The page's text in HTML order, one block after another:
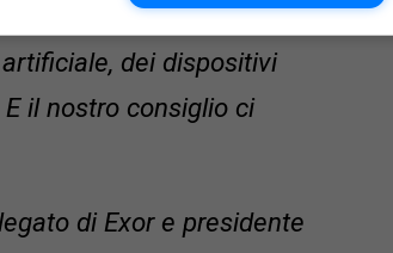
enormi opportunità
dei dispositivi
il nostro consiglio ci
di Exor e presidente